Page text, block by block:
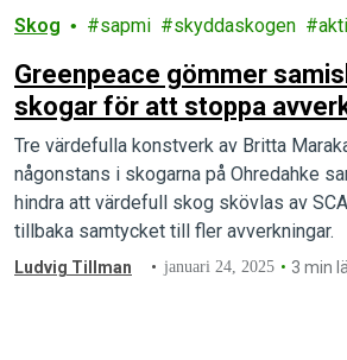
Skog sapmi skyddaskogen
Greenpeace gömmer
skogar för att stoppa
aktionen sänds live på
Festival
Tre värdefulla konstverk av Britta
någonstans i skogarna på Ohredahke
hindra att värdefull skog skövlas av
tillbaka samtycket till fler avverkningar.
Ludvig Tillman januari 24, 2025 3 min